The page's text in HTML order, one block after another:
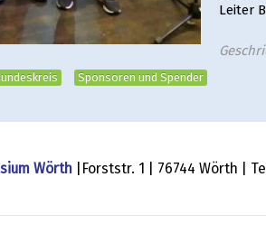
Sponsoren und Spender
Wörth |Forststr. 1 | 76744 Wörth |